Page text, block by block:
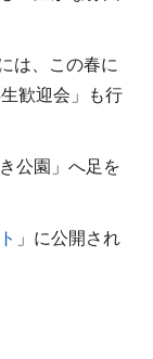
は、この春に
歓迎会」も行
公園」へ足を
」に公開され